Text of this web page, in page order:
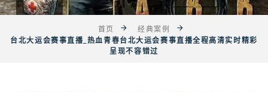
首页
经典案例
台北大运会赛事直播_热血青春台北大运会赛事直播全程高清实时精彩
呈现不容错过